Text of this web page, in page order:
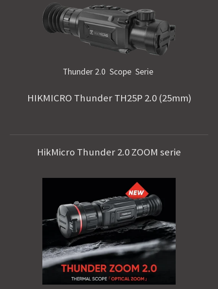
Thunder 2.0 Scope Serie
HIKMICRO Thunder TH25P 2.0 (25mm)
HikMicro Thunder 2.0 ZOOM serie